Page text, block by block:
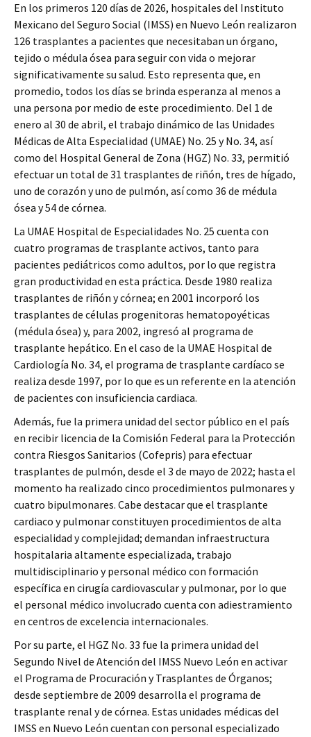
En los primeros 120 días de 2026, hospitales del Instituto
Mexicano del Seguro Social (IMSS) en Nuevo León realizaron
126 trasplantes a pacientes que necesitaban un órgano,
tejido o médula ósea para seguir con vida o mejorar
significativamente su salud. Esto representa que, en
promedio, todos los días se brinda esperanza al menos a
una persona por medio de este procedimiento. Del 1 de
enero al 30 de abril, el trabajo dinámico de las Unidades
Médicas de Alta Especialidad (UMAE) No. 25 y No. 34, así
como del Hospital General de Zona (HGZ) No. 33, permitió
efectuar un total de 31 trasplantes de riñón, tres de hígado,
uno de corazón y uno de pulmón, así como 36 de médula
ósea y 54 de córnea.
La UMAE Hospital de Especialidades No. 25 cuenta con
cuatro programas de trasplante activos, tanto para
pacientes pediátricos como adultos, por lo que registra
gran productividad en esta práctica. Desde 1980 realiza
trasplantes de riñón y córnea; en 2001 incorporó los
trasplantes de células progenitoras hematopoyéticas
(médula ósea) y, para 2002, ingresó al programa de
trasplante hepático. En el caso de la UMAE Hospital de
Cardiología No. 34, el programa de trasplante cardíaco se
realiza desde 1997, por lo que es un referente en la atención
de pacientes con insuficiencia cardiaca.
Además, fue la primera unidad del sector público en el país
en recibir licencia de la Comisión Federal para la Protección
contra Riesgos Sanitarios (Cofepris) para efectuar
trasplantes de pulmón, desde el 3 de mayo de 2022; hasta el
momento ha realizado cinco procedimientos pulmonares y
cuatro bipulmonares. Cabe destacar que el trasplante
cardiaco y pulmonar constituyen procedimientos de alta
especialidad y complejidad; demandan infraestructura
hospitalaria altamente especializada, trabajo
multidisciplinario y personal médico con formación
específica en cirugía cardiovascular y pulmonar, por lo que
el personal médico involucrado cuenta con adiestramiento
en centros de excelencia internacionales.
Por su parte, el HGZ No. 33 fue la primera unidad del
Segundo Nivel de Atención del IMSS Nuevo León en activar
el Programa de Procuración y Trasplantes de Órganos;
desde septiembre de 2009 desarrolla el programa de
trasplante renal y de córnea. Estas unidades médicas del
IMSS en Nuevo León cuentan con personal especializado